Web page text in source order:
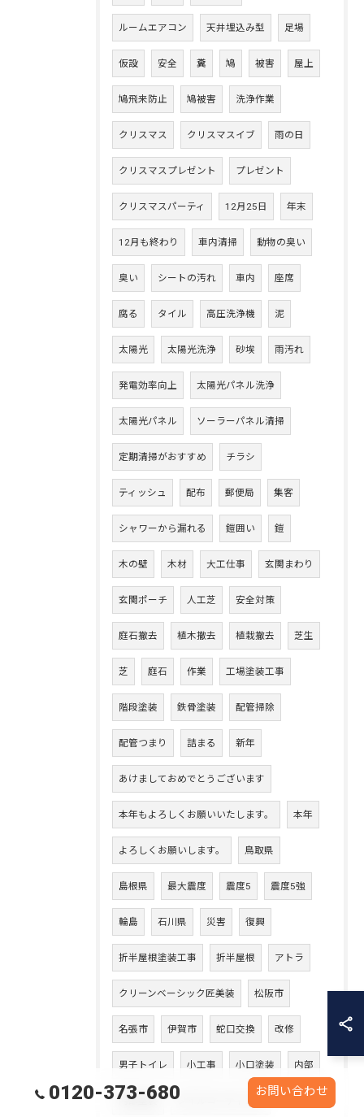
ルームエアコン 天井埋込み型 足場
仮設 安全 糞 鳩 被害 屋上
鳩飛来防止 鳩被害 洗浄作業
クリスマス クリスマスイブ 雨の日
クリスマスプレゼント プレゼント
クリスマスパーティ 12月25日 年末
12月も終わり 車内清掃 動物の臭い
臭い シートの汚れ 車内 座席
腐る タイル 高圧洗浄機 泥
太陽光 太陽光洗浄 砂埃 雨汚れ
発電効率向上 太陽光パネル洗浄
太陽光パネル ソーラーパネル清掃
定期清掃がおすすめ チラシ
ティッシュ 配布 郵便局 集客
シャワーから漏れる 鎧囲い 鎧
木の壁 木材 大工仕事 玄関まわり
玄関ポーチ 人工芝 安全対策
庭石撤去 植木撤去 植栽撤去 芝生
芝 庭石 作業 工場塗装工事
階段塗装 鉄骨塗装 配管掃除
配管つまり 詰まる 新年
あけましておめでとうございます
本年もよろしくお願いいたします。 本年
よろしくお願いします。 鳥取県
島根県 最大震度 震度5 震度5強
輪島 石川県 災害 復興
折半屋根塗装工事 折半屋根 アトラ
クリーンベーシック匠美装 松阪市
名張市 伊賀市 蛇口交換 改修
男子トイレ 小工事 小口塗装 内部
内部塗装 タイルコーティング
0120-373-680 お問い合わせ